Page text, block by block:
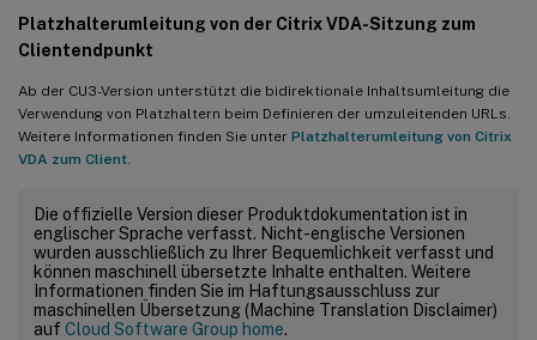
Platzhalterumleitung von der Citrix VDA-Sitzung zum
Clientendpunkt
Ab der CU3-Version unterstützt die bidirektionale Inhaltsumleitung die
Verwendung von Platzhaltern beim Definieren der umzuleitenden URLs.
Weitere Informationen finden Sie unter Platzhalterumleitung von Citrix
VDA zum Client
Die offizielle Version dieser Produktdokumentation ist in
englischer Sprache verfasst. Nicht-englische Versionen
wurden ausschließlich zu Ihrer Bequemlichkeit verfasst und
können maschinell übersetzte Inhalte enthalten. Weitere
Informationen finden Sie im Haftungsausschluss zur
maschinellen Übersetzung (Machine Translation Disclaimer)
auf Cloud Software Group home.